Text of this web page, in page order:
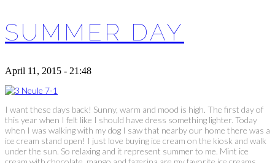
SUMMER DAY
April 11, 2015 - 21:48
I want these days back! Sunny, warm and mood is high. The first day of
this year when I felt like I should have dress something lighter. Today
when I was walking with my dog I saw that nearby our home there was a
ice cream stand open! I just love buying ice cream on the kiosk and walk
under the sun. So relaxing and it represent summer to me. Mint ice